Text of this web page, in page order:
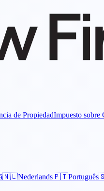
de PropiedadImpuesto sobre
🇳🇱Nederlands🇵🇹Português